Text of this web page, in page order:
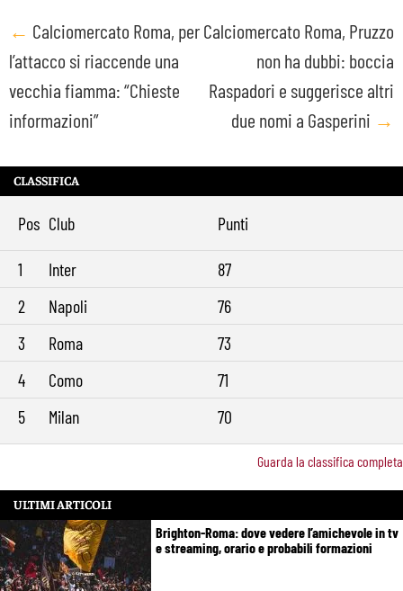
Post
navigation
← Calciomercato Roma, per
l’attacco si riaccende una
vecchia fiamma: “Chieste
informazioni”
Calciomercato Roma, Pruzzo
non ha dubbi: boccia
Raspadori e suggerisce altri
due nomi a Gasperini →
CLASSIFICA
Pos Club Punti
1 Inter
87
2
Napoli
76
3
Roma
73
4
Como
71
5
Milan 70
Guarda la classifica completa
ULTIMI ARTICOLI
Brighton-Roma: dove vedere l’amichevole in tv
e streaming, orario e probabili formazioni